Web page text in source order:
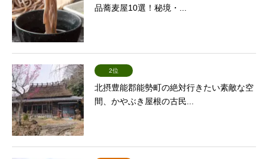
品蕎麦屋10選！秘境・...
2位
北摂豊能郡能勢町の絶対行きたい素敵な空
間、かやぶき屋根の古民...